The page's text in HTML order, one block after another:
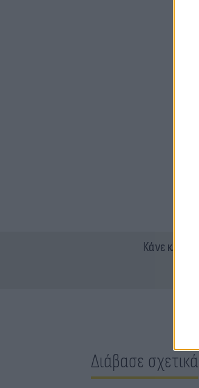
Κάνε κλικ
Διάβασε σχετικά